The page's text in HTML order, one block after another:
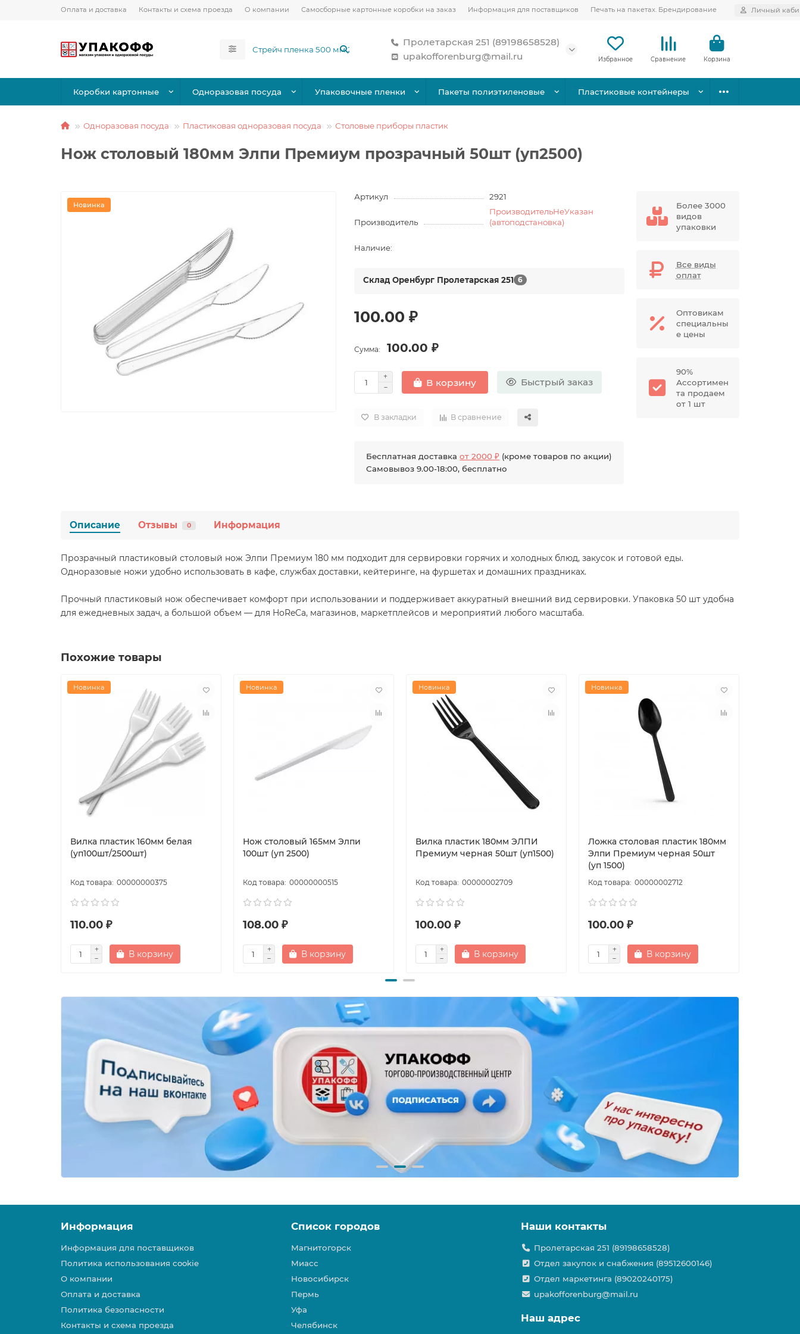
Оплата и доставка Контакты и схема проезда О компании Самосборные картонные коробки на заказ Информация для поставщиков Печать на пакетах. Брендирование Личный
Пролетарская 251 (89198658528)
upakofforenburg@mail.ru
Избранное Сравнение Корзина
Коробки картонные Одноразовая посуда Упаковочные пленки Пакеты полиэтиленовые Пластиковые контейнеры
Одноразовая посуда Пластиковая одноразовая посуда Столовые приборы пластик
Нож столовый 180мм Элпи Премиум прозрачный 50шт (уп2500)
Новинка
Артикул 2921
Производитель
ПроизводительНеУказан
(автоподстановка)
Наличие:
Склад Оренбург Пролетарская 251 6
100.00 ₽
Сумма: 100.00 ₽
В корзину Быстрый заказ
В закладки В сравнение
Бесплатная доставкаот 2000 ₽ (кроме товаров по акции)
Самовывоз 9.00-18:00, бесплатно
Более 3000
видов
упаковки
Все виды
оплат
Оптовикам
специальны
е цены
90%
Ассортимен
та продаем
от 1 шт
Описание Отзывы 0 Информация
Прозрачный пластиковый столовый нож Элпи Премиум 180 мм подходит для сервировки горячих и холодных блюд, закусок и готовой еды.
Одноразовые ножи удобно использовать в кафе, службах доставки, кейтеринге, на фуршетах и домашних праздниках.
Прочный пластиковый нож обеспечивает комфорт при использовании и поддерживает аккуратный внешний вид сервировки. Упаковка 50 шт удобна
для ежедневных задач, а большой объем — для HoReCa, магазинов, маркетплейсов и мероприятий любого масштаба.
Похожие товары
Новинка
Вилка пластик 160мм белая
(уп100шт/2500шт)
00000000375
110.00 ₽
В корзину
Новинка
Нож столовый 165мм Элпи
100шт (уп 2500)
00000000515
108.00 ₽
В корзину
Новинка
Вилка пластик 180мм ЭЛПИ
Премиум черная 50шт (уп1500)
00000002709
100.00 ₽
В корзину
Новинка
Ложка столовая пластик 180мм
Элпи Премиум черная 50шт
(уп 1500)
00000002712
100.00 ₽
В корзину
Информация
Информация для поставщиков
Политика использования cookie
О компании
Оплата и доставка
Политика безопасности
Контакты и схема проезда
Список городов
Магнитогорск
Миасс
Новосибирск
Пермь
Уфа
Челябинск
Наши контакты
Пролетарская 251 (89198658528)
Отдел закупок и снабжения (89512600146)
Отдел маркетинга (89020240175)
upakofforenburg@mail.ru
Наш адрес